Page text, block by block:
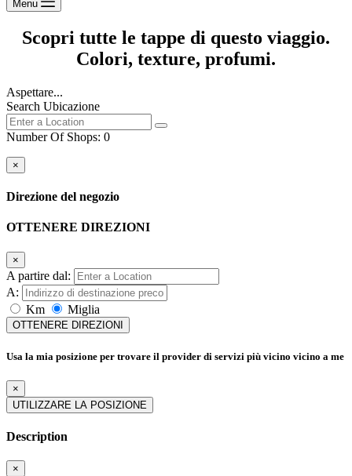
Menu
Scopri tutte le tappe di questo viaggio.
Colori, texture, profumi.
Aspettare...
Search Ubicazione
Number Of Shops: 0
×
Direzione del negozio
OTTENERE DIREZIONI
×
A partire dal:
A:
Km
Miglia
OTTENERE DIREZIONI
Usa la mia posizione per trovare il provider di servizi più vicino vicino a me
×
UTILIZZARE LA POSIZIONE
Description
×